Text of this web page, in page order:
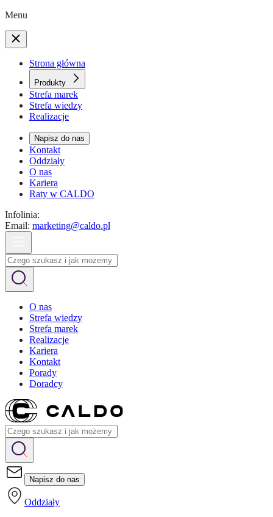
Menu
Strona główna
Produkty
Strefa marek
Strefa wiedzy
Realizacje
Napisz do nas
Kontakt
Oddziały
O nas
Kariera
Raty w CALDO
Infolinia:
Email: marketing@caldo.pl
O nas
Strefa wiedzy
Strefa marek
Realizacje
Kariera
Kontakt
Porady
Doradcy
Napisz do nas
Oddziały